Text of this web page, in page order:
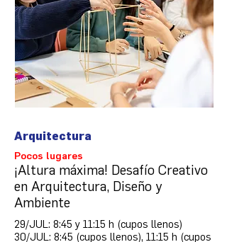
Arquitectura
Pocos lugares
¡Altura máxima! Desafío Creativo
en Arquitectura, Diseño y
Ambiente
29/JUL: 8:45 y 11:15 h (cupos llenos)
30/JUL: 8:45 (cupos llenos), 11:15 h (cupos